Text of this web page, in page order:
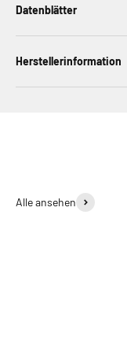
Datenblätter
Herstellerinformation
Alle ansehen